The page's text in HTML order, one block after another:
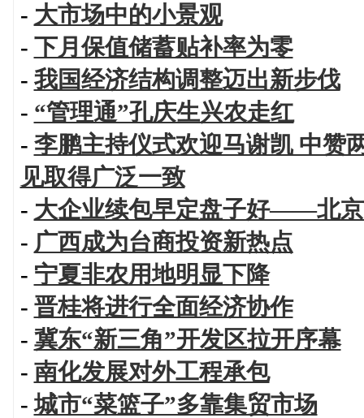
- 大市场中的小景观
- 下月保值储蓄贴补率为零
- 我国经济结构调整迈出新步伐
- “管理通”孔庆生兴农走红
- 李鹏主持仪式欢迎马谢凯 中赞
见取得广泛一致
- 大企业续包早定盘子好——北
- 广西成为台商投资新热点
- 宁夏非农用地明显下降
- 晋桂将进行全面经济协作
- 冀东“新三角”开发区拉开序幕
- 南化发展对外工程承包
-城市“菜篮子”多靠集贸市场